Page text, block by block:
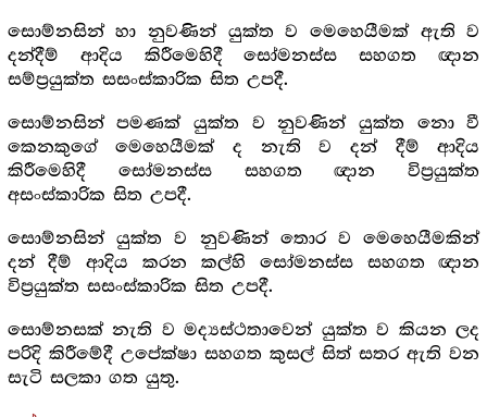
සොම්නසින් හා නුවණින් යුක්ත ව මෙහෙයීමක් ඇති ව
දන්දීම් ආදිය කිරීමෙහිදී සෝමනස්ස සහගත ඥාන
සම්ප්‍ර‍යුක්ත සසංස්කාරික සිත උපදී.
සොම්නසින් පමණක් යුක්ත ව නුවණින් යුක්ත නො වී
කෙනකුගේ මෙහෙයීමක් ද නැති ව දන් දීම් ආදිය
කිරීමෙහිදී සෝමනස්ස සහගත ඥාන විප්‍ර‍යුක්ත
අසංස්කාරික සිත උපදී.
සොම්නසින් යුක්ත ව නුවණින් තොර ව මෙහෙයීමකින්
දන් දීම් ආදිය කරන කල්හි සෝමනස්ස සහගත ඥාන
විප්‍ර‍යුක්ත සසංස්කාරික සිත උපදී.
සොම්නසක් නැති ව මද්‍යස්ථතාවෙන් යුක්ත ව කියන ලද
පරිදි කිරීමේදී උපේක්ෂා සහගත කුසල් සිත් සතර ඇති වන
සැටි සලකා ගත යුතු.